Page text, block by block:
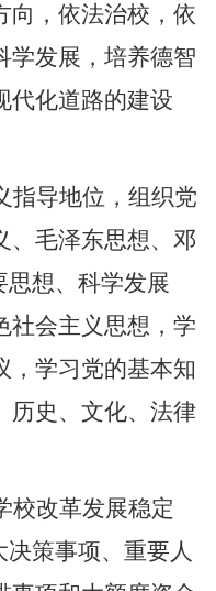
向，依法治校，依
学发展，培养德智
代化道路的建设
指导地位，组织党
、毛泽东思想、邓
思想、科学发展
社会主义思想，学
，学习党的基本知
历史、文化、法律
校改革发展稳定
决策事项、重要人